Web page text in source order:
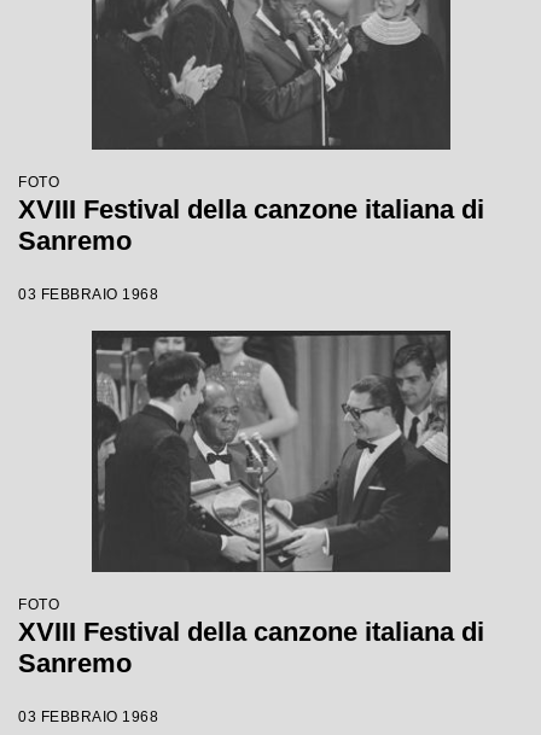
FOTO
XVIII Festival della canzone italiana di
Sanremo
03 FEBBRAIO 1968
FOTO
XVIII Festival della canzone italiana di
Sanremo
03 FEBBRAIO 1968